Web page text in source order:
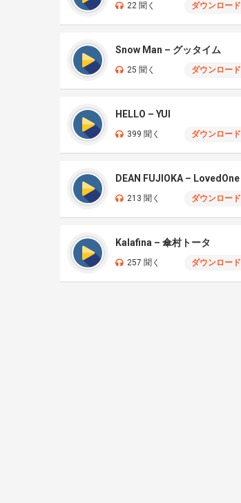
22 聞く ダウンロード
Snow Man – グッタイム
25 聞く ダウンロード
HELLO – YUI
399 聞く ダウンロード
DEAN FUJIOKA – LovedOne
213 聞く ダウンロード
Kalafina – 傘村トータ
257 聞く ダウンロード